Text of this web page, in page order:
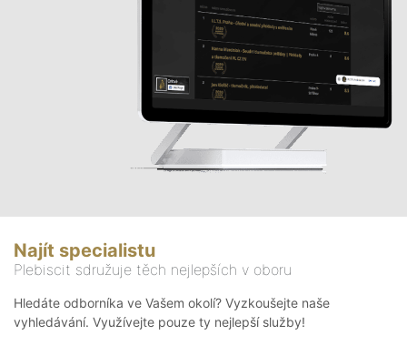
Najít specialistu
Plebiscit sdružuje těch nejlepších v oboru
Hledáte odborníka ve Vašem okolí? Vyzkoušejte naše
vyhledávání. Využívejte pouze ty nejlepší služby!